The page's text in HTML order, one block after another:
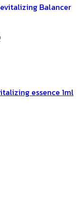
Balancer
Current